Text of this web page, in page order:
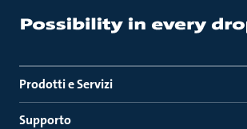
Prodotti e Servizi
Supporto